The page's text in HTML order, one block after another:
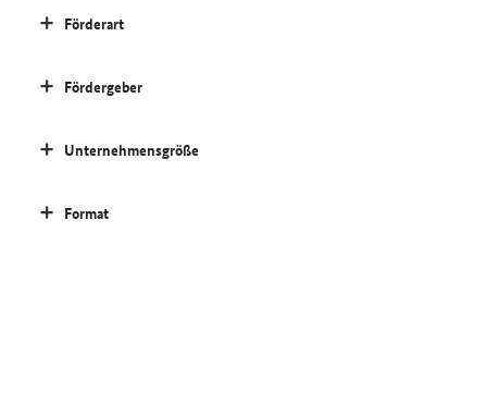
Förderart
Fördergeber
Unternehmensgröße
Format